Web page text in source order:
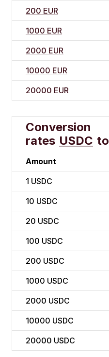
200 EUR
1000 EUR
2000 EUR
10000 EUR
20000 EUR
Conversion
rates USDC to
Amount
1 USDC
10 USDC
20 USDC
100 USDC
200 USDC
1000 USDC
2000 USDC
10000 USDC
20000 USDC